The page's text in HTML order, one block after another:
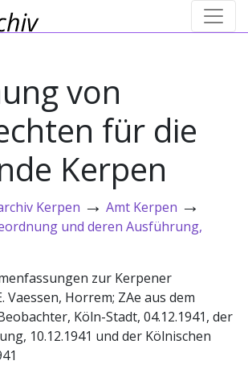
von
für die
Kerpen
Kerpen → Amt Kerpen →
und deren Ausführung,
zur Kerpener
Vaessen, Horrem; ZAe aus dem
Köln-Stadt, 04.12.1941, der
10.12.1941 und der Kölnischen